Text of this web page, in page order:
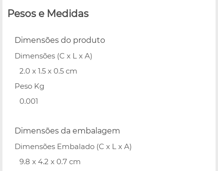
Pesos e Medidas
Dimensões do produto
Dimensões (C x L x A)
2.0 x 1.5 x 0.5 cm
Peso Kg
0.001
Dimensões da embalagem
Dimensões Embalado (C x L x A)
9.8 x 4.2 x 0.7 cm